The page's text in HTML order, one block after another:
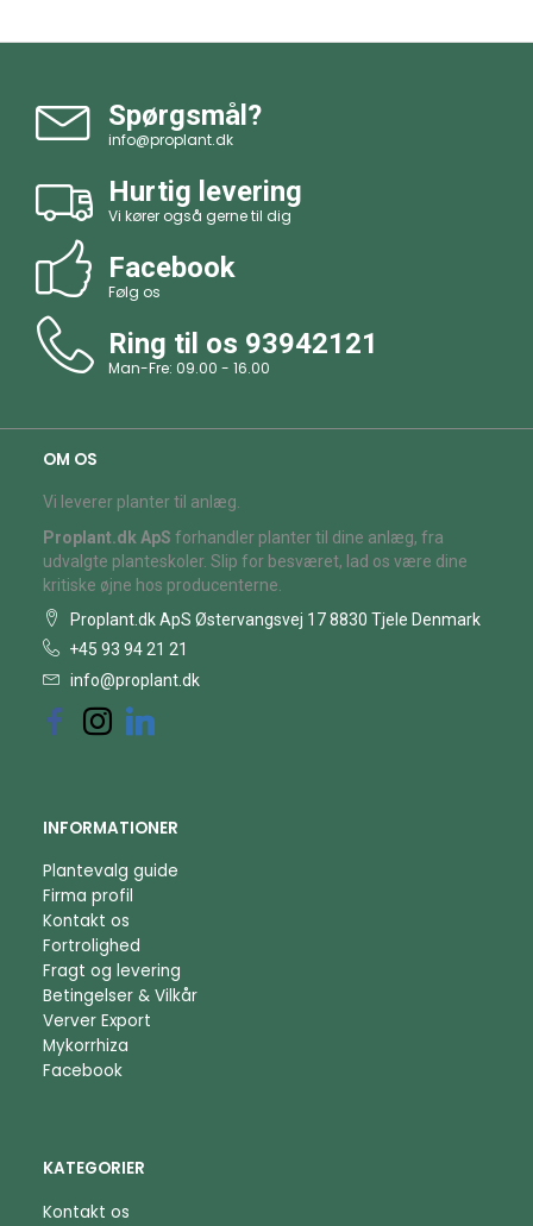
Spørgsmål?
info@proplant.dk
Hurtig levering
Vi kører også gerne til dig
Facebook
Følg os
Ring til os 93942121
Man-Fre: 09.00 - 16.00
OM OS
Vi leverer planter til anlæg.
Proplant.dk ApS forhandler planter til dine anlæg, fra
udvalgte planteskoler. Slip for besværet, lad os være dine
kritiske øjne hos producenterne.
Proplant.dk ApS Østervangsvej 17 8830 Tjele Denmark
+45 93 94 21 21
info@proplant.dk
INFORMATIONER
Plantevalg guide
Firma profil
Kontakt os
Fortrolighed
Fragt og levering
Betingelser & Vilkår
Verver Export
Mykorrhiza
Facebook
KATEGORIER
Kontakt os